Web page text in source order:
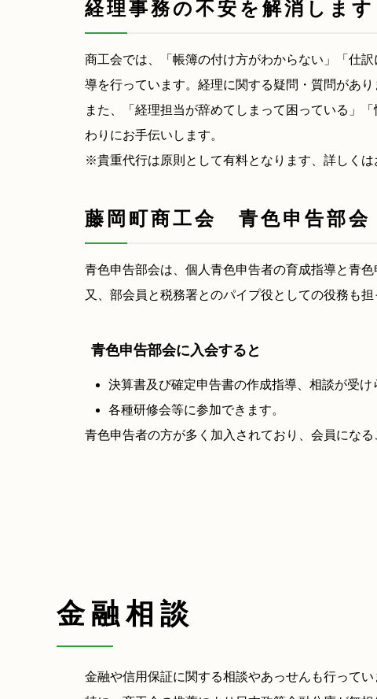
経理事務の不安を解消します
商工会では、「帳簿の付け方がわからない」「仕
導を行っています。経理に関する疑問・質問があ
また、「経理担当が辞めてしまって困っている」
わりにお手伝いします。
※貴重代行は原則として有料となります、詳しくは
藤岡町商工会 青色申告部会
青色申告部会は、個人青色申告者の育成指導と青
又、部会員と税務署とのパイプ役としての役務も担
青色申告部会に入会すると
決算書及び確定申告書の作成指導、相談が受け
各種研修会等に参加できます。
青色申告者の方が多く加入されており、会員にな
金融相談
金融や信用保証に関する相談やあっせんも行ってい